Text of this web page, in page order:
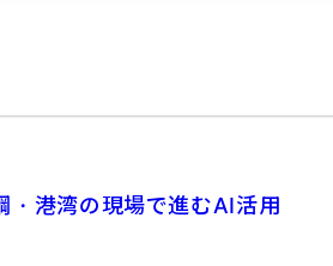
・港湾の現場で進むAI活用